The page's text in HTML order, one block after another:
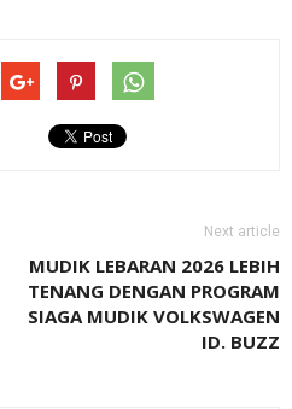
Next article
MUDIK LEBARAN 2026 LEBIH
TENANG DENGAN PROGRAM
SIAGA MUDIK VOLKSWAGEN
ID. BUZZ